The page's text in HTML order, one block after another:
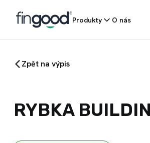
Produkty O nás
Zpět na výpis
RYBKA